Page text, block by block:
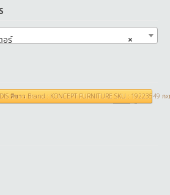
×
อร์
สีขาว Brand : KONCEPT FURNITURE SKU : 19223549 ก